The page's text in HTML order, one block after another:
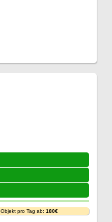
Objekt pro Tag ab: 180€